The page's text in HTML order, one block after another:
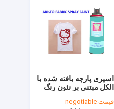
اسپری پارچه بافته شده با
الکل مبتنی بر نئون رنگ
قیمت:negotiable